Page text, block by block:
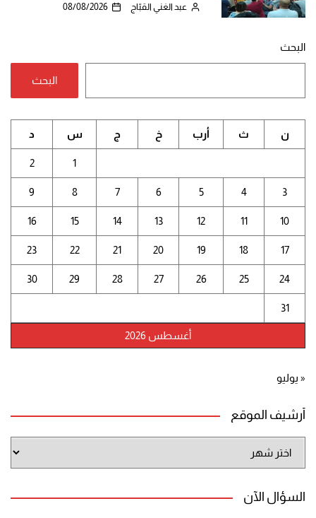
عبد الغني القبّاج 08/08/2026
البحث
البحث
أغسطس 2026
ن ث أرب خ ج س د
1
2
3
4
5
6
7
8
9
10
11
12
13
14
15
16
17
18
19
20
21
22
23
24
25
26
27
28
29
30
31
« يوليو
أرشيف الموقع
الموقع
السؤال الآن